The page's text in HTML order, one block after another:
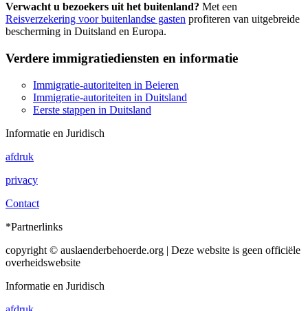
Verwacht u bezoekers uit het buitenland? Met een
Reisverzekering voor buitenlandse gasten profiteren van uitgebreide
bescherming in Duitsland en Europa.
Verdere immigratiediensten en informatie
Immigratie-autoriteiten in Beieren
Immigratie-autoriteiten in Duitsland
Eerste stappen in Duitsland
Informatie en Juridisch
afdruk
privacy
Contact
*Partnerlinks
copyright © auslaenderbehoerde.org | Deze website is geen officiële
overheidswebsite
Informatie en Juridisch